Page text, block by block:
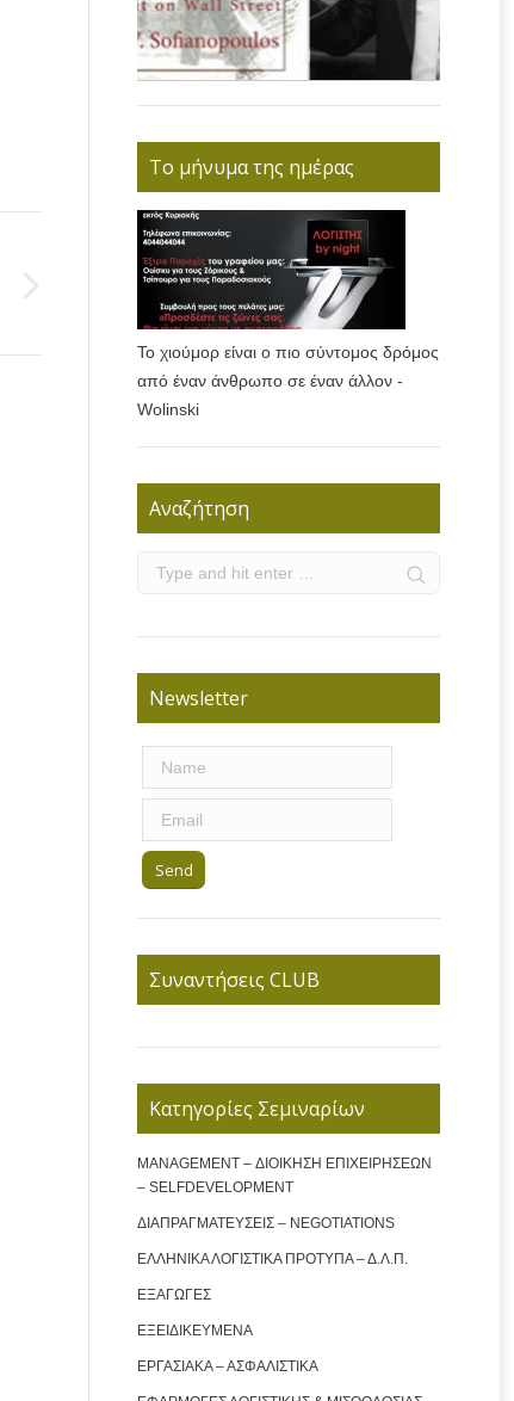
Το μήνυμα της ημέρας
Το χιούμορ είναι ο πιο σύντομος δρόμος
από έναν άνθρωπο σε έναν άλλον -
Wolinski
Αναζήτηση
Newsletter
Συναντήσεις CLUB
Κατηγορίες Σεμιναρίων
MANAGEMENT – ΔΙΟΙΚΗΣΗ ΕΠΙΧΕΙΡΗΣΕΩΝ
– SELFDEVELOPMENT
ΔΙΑΠΡΑΓΜΑΤΕΥΣΕΙΣ – NEGOTIATIONS
ΕΛΛΗΝΙΚΑ ΛΟΓΙΣΤΙΚΑ ΠΡΟΤΥΠΑ – Δ.Λ.Π.
ΕΞΑΓΩΓΕΣ
ΕΞΕΙΔΙΚΕΥΜΕΝΑ
ΕΡΓΑΣΙΑΚΑ – ΑΣΦΑΛΙΣΤΙΚΑ